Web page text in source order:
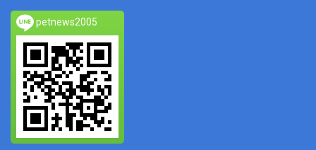
petnews2005